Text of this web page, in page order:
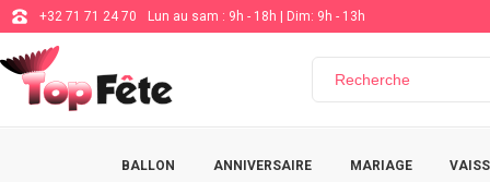
+32 71 71 24 70 Lun au sam : 9h - 18h | Dim: 9h - 13h
BALLON ANNIVERSAIRE MARIAGE